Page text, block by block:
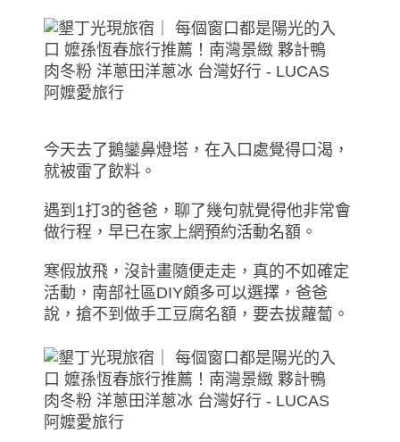
今天去了鵝鑾鼻燈塔，在入口處覺得口渴，
就被雷了飲料。
遇到1打3的爸爸，聊了幾句就覺得他非常會
做行程，早已在家上網預約活動名額。
寒假放飛，沒計畫隨便走走，真的不如確定
活動，南部社區DIY頗多可以選擇，爸爸
說，搶不到做手工豆腐名額，要去拔蘿蔔。